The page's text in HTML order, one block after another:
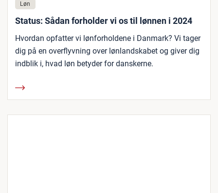
Løn
Status: Sådan forholder vi os til lønnen i 2024
Hvordan opfatter vi lønforholdene i Danmark? Vi tager
dig på en overflyvning over lønlandskabet og giver dig
indblik i, hvad løn betyder for danskerne.